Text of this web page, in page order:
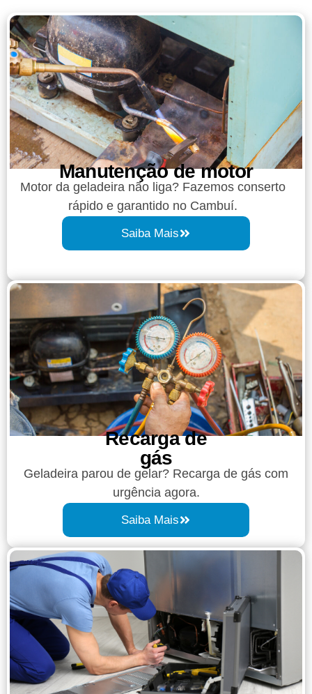
Manutenção de motor
Motor da geladeira não liga? Fazemos conserto
rápido e garantido no Cambuí.
Saiba Mais
Recarga de
gás
Geladeira parou de gelar? Recarga de gás com
urgência agora.
Saiba Mais